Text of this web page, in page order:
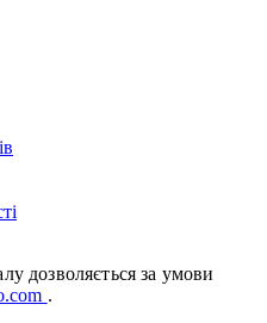
дозволяється за умови
.